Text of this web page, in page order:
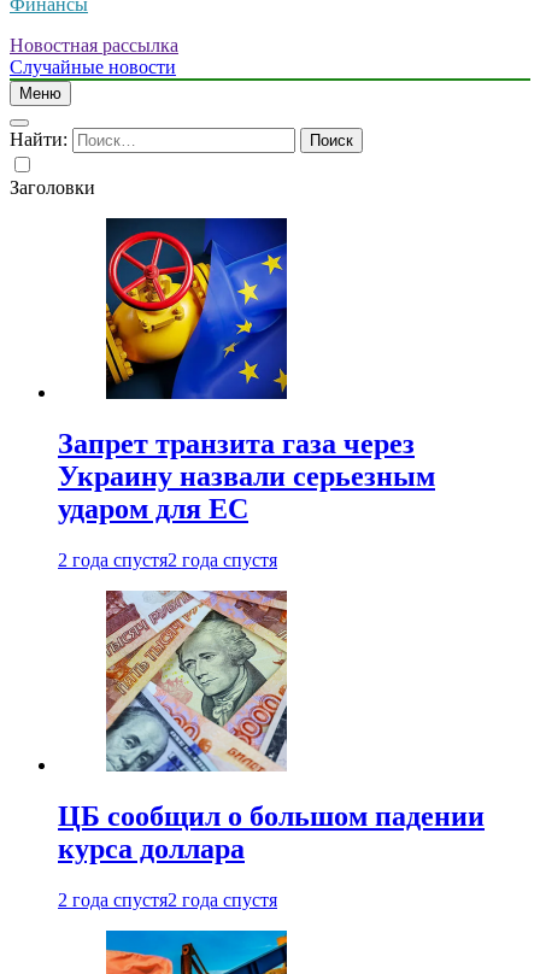
Финансы
Новостная рассылка
Случайные новости
Меню
Найти:
Заголовки
Запрет транзита газа через
Украину назвали серьезным
ударом для ЕС
2 года спустя2 года спустя
ЦБ сообщил о большом падении
курса доллара
2 года спустя2 года спустя